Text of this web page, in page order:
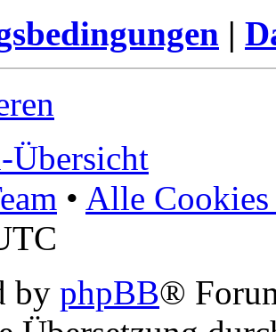
|
Übersicht
• Alle Cookies
by phpBB®